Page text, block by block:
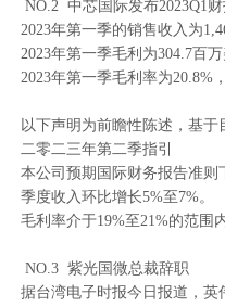
NO.2 中芯国际发布2023Q1
2023年第一季的销售收入为
2023年第一季毛利为304.7百
2023年第一季毛利率为20.8%
以下声明为前瞻性陈述，基
二零二三年第二季指引
本公司预期国际财务报告准则
季度收入环比增长5%至7%。
毛利率介于19%至21%的范围
NO.3 紫光国微总裁辞职
据台湾电子时报今日报道，英